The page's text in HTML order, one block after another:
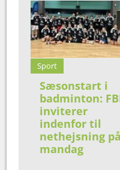
Sport
Sæsonstart i
badminton:
inviterer
indenfor til
nethejsning på
mandag